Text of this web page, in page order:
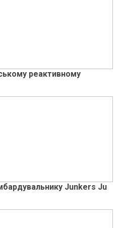
реактивному
Junkers Ju